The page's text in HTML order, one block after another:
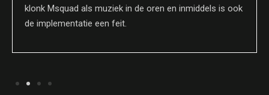
klonk Msquad als muziek in de oren en inmiddels is ook
de implementatie een feit.